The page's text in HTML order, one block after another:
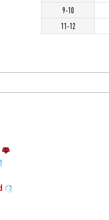
9-10
11-12